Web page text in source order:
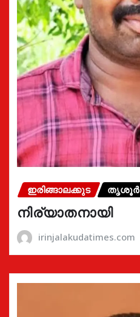
ഇരിങ്ങാലക്കുട തൃശൂർ
നിര്യാതനായി
irinjalakudatimes.com